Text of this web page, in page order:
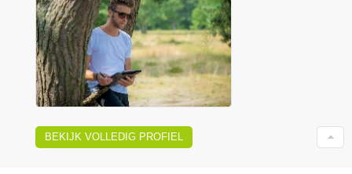
BEKIJK VOLLEDIG PROFIEL